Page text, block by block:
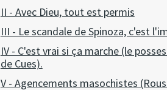
II - Avec Dieu, tout est permis
III - Le scandale de Spinoza, c'est
IV - C'est vrai si ça marche (le
de Cues).
V - Agencements masochistes